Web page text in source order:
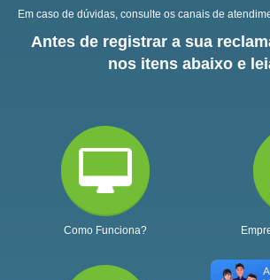
Em caso de dúvidas, consulte os canais de
Antes de registrar a sua
nos itens abaixo e
Como Funciona?